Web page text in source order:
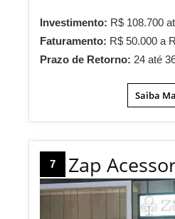
Investimento: R$ 108.700
Faturamento: R$ 50.000 a
Prazo de Retorno: 24 até
Saiba
7 Zap